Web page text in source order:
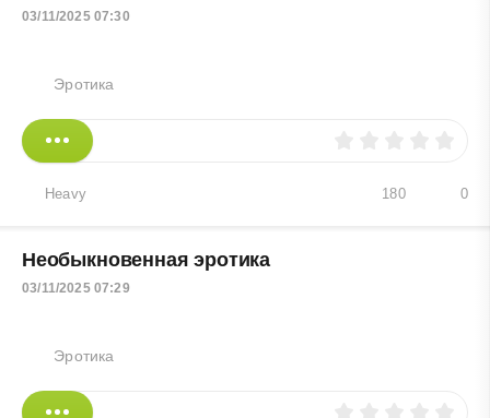
03/11/2025 07:30
Эротика
Heavy 0
180
Необыкновенная эротика
03/11/2025 07:29
Эротика